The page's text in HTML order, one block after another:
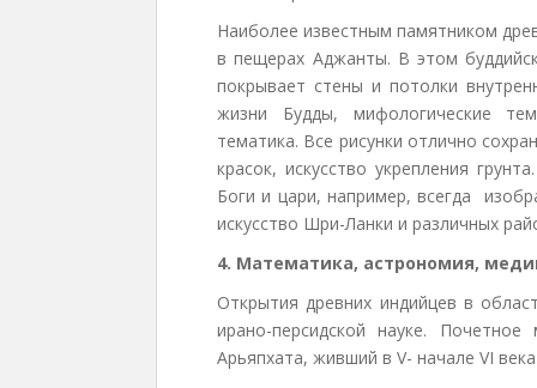
Наиболее известным памятником
в пещерах Аджанты. В этом
покрывает стены и потолки
жизни Будды, мифологические
тематика. Все рисунки отлично
красок, искусство укрепления
Боги и цари, например, всегда
искусство Шри-Ланки и различных
4. Математика, астрономия,
Открытия древних индийцев в
ирано-персидской науке.
Арьяпхата, живший в V- начале VI века